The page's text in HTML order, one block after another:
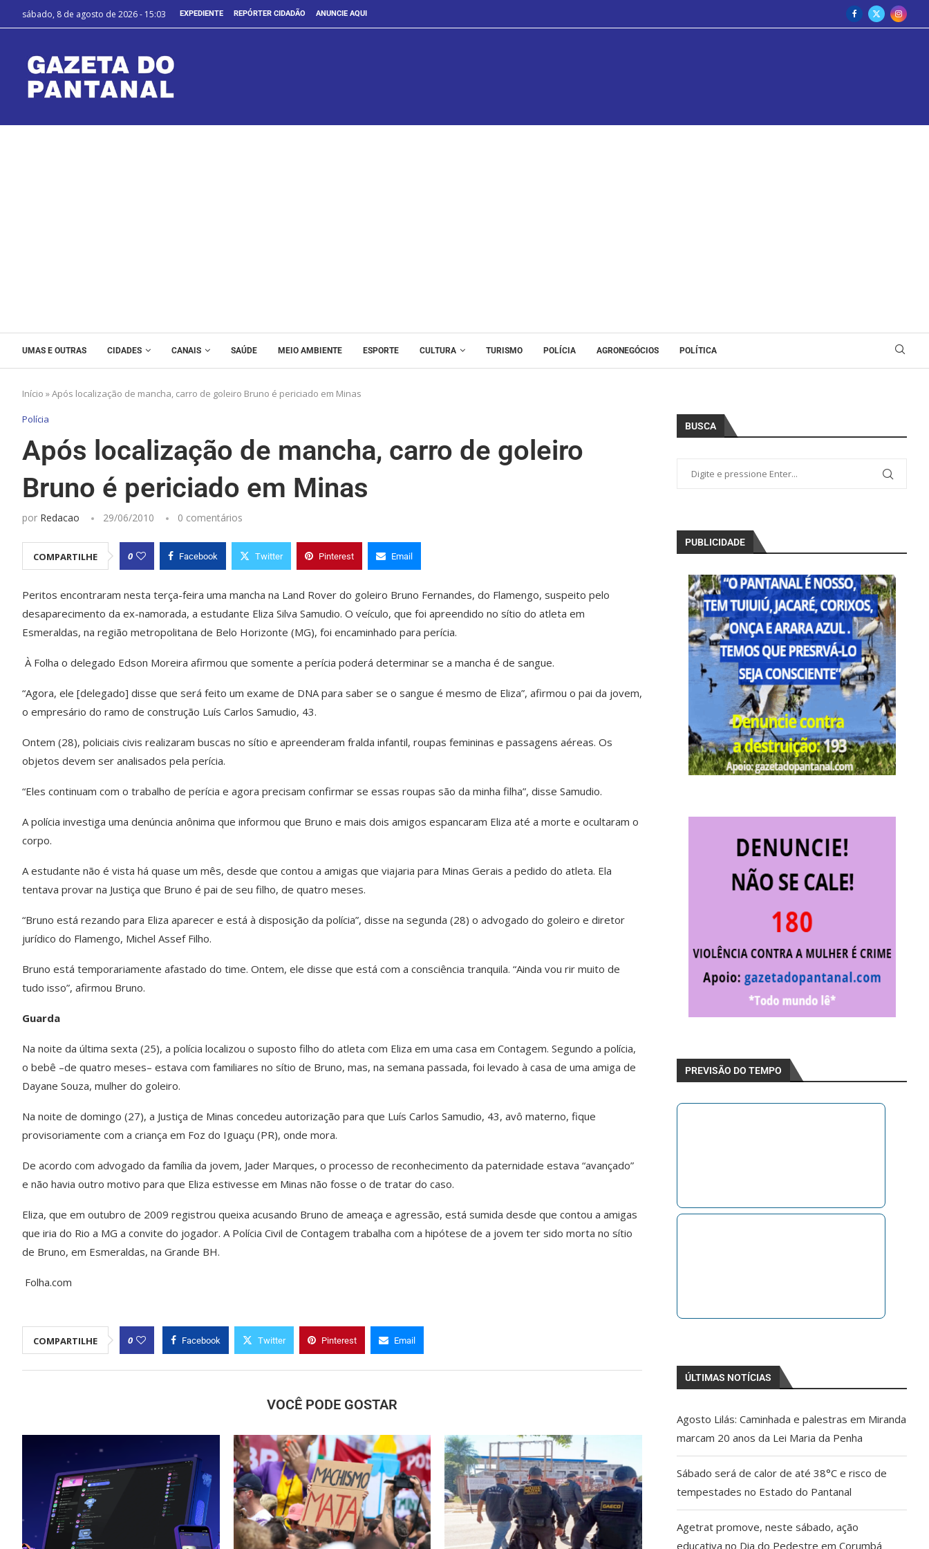
sábado, 8 de agosto de 2026 - 15:03 EXPEDIENTE REPÓRTER CIDADÃO ANUNCIE AQUI
UMAS E OUTRAS CIDADES CANAIS SAÚDE MEIO AMBIENTE ESPORTE CULTURA TURISMO POLÍCIA AGRONEGÓCIOS POLÍTICA
Início »Após localização de mancha, carro de goleiro Bruno é periciado em Minas
Polícia
Após localização de mancha, carro de goleiro
Bruno é periciado em Minas
por Redacao 29/06/2010 0 comentários
COMPARTILHE 0 Facebook Twitter Pinterest Email
Peritos encontraram nesta terça-feira uma mancha na Land Rover do goleiro Bruno Fernandes, do Flamengo, suspeito pelo
desaparecimento da ex-namorada, a estudante Eliza Silva Samudio. O veículo, que foi apreendido no sítio do atleta em
Esmeraldas, na região metropolitana de Belo Horizonte (MG), foi encaminhado para perícia.
À Folha o delegado Edson Moreira afirmou que somente a perícia poderá determinar se a mancha é de sangue.
“Agora, ele [delegado] disse que será feito um exame de DNA para saber se o sangue é mesmo de Eliza”, afirmou o pai da jovem,
o empresário do ramo de construção Luís Carlos Samudio, 43.
Ontem (28), policiais civis realizaram buscas no sítio e apreenderam fralda infantil, roupas femininas e passagens aéreas. Os
objetos devem ser analisados pela perícia.
“Eles continuam com o trabalho de perícia e agora precisam confirmar se essas roupas são da minha filha”, disse Samudio.
A polícia investiga uma denúncia anônima que informou que Bruno e mais dois amigos espancaram Eliza até a morte e ocultaram o
corpo.
A estudante não é vista há quase um mês, desde que contou a amigas que viajaria para Minas Gerais a pedido do atleta. Ela
tentava provar na Justiça que Bruno é pai de seu filho, de quatro meses.
“Bruno está rezando para Eliza aparecer e está à disposição da polícia”, disse na segunda (28) o advogado do goleiro e diretor
jurídico do Flamengo, Michel Assef Filho.
Bruno está temporariamente afastado do time. Ontem, ele disse que está com a consciência tranquila. “Ainda vou rir muito de
tudo isso”, afirmou Bruno.
Guarda
Na noite da última sexta (25), a polícia localizou o suposto filho do atleta com Eliza em uma casa em Contagem. Segundo a polícia,
o bebê –de quatro meses– estava com familiares no sítio de Bruno, mas, na semana passada, foi levado à casa de uma amiga de
Dayane Souza, mulher do goleiro.
Na noite de domingo (27), a Justiça de Minas concedeu autorização para que Luís Carlos Samudio, 43, avô materno, fique
provisoriamente com a criança em Foz do Iguaçu (PR), onde mora.
De acordo com advogado da família da jovem, Jader Marques, o processo de reconhecimento da paternidade estava “avançado”
e não havia outro motivo para que Eliza estivesse em Minas não fosse o de tratar do caso.
Eliza, que em outubro de 2009 registrou queixa acusando Bruno de ameaça e agressão, está sumida desde que contou a amigas
que iria do Rio a MG a convite do jogador. A Polícia Civil de Contagem trabalha com a hipótese de a jovem ter sido morta no sítio
de Bruno, em Esmeraldas, na Grande BH.
Folha.com
COMPARTILHE 0 Facebook Twitter Pinterest Email
VOCÊ PODE GOSTAR
BUSCA
PUBLICIDADE
PREVISÃO DO TEMPO
ÚLTIMAS NOTÍCIAS
Agosto Lilás: Caminhada e palestras em Miranda
marcam 20 anos da Lei Maria da Penha
Sábado será de calor de até 38°C e risco de
tempestades no Estado do Pantanal
Agetrat promove, neste sábado, ação
educativa no Dia do Pedestre em Corumbá